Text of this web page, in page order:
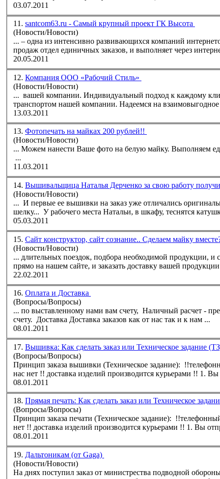
03.07.2011
11. santcom63.ru - Самый крупный проект ГК Высота
(Новости/Новости)
... – одна из интенсивно развивающихся компаний интернетовской Самары. Уже не первый год функционирует в режиме интернет-
продаж отдел единичных заказов, и выполняет через
20.05.2011
12. Компания ООО «Рабочий Стиль»
(Новости/Новости)
... вашей компании. Индивидуальный подход к каждому
13.03.2011
13. Фотопечать на майках 200 рублей!!
(Новости/Новости)
... Можем нанести Ваше фото на белую
...
11.03.2011
14. Вышивальщица Наталья Дерченко за свою работу
(Новости/Новости)
... И первые ее вышивки на заказ уже отличались
шелку... У рабочего места Натальи, в шкафу, теснятся
05.03.2011
15. Сайт конструктор, сайт сознание.. Сделаем майку
(Новости/Новости)
... длительных поездок, подбора необходимой продукции,
прямо на нашем сайте, и заказать доставку вашей
22.02.2011
16. Оплата и Доставка
(Вопросы/Вопросы)
... по выставленному нами вам счету, Наличный расчет - предоплата, через кассу банка удобного вам по выставленному нами вам
счету. Доставка Доставка заказов как от нас так и к нам ...
08.01.2011
17. Вышивка: Как сделать заказ или Техническое задание
(Вопросы/Вопросы)
Принцип заказа вышивки (Техническое задание): !!телефонный разговор не является для нас указанием для работы!! опции офис у
нас нет !! доставка изделий производится
08.01.2011
18. Прямая печать: Как сделать заказ или Техническое
(Вопросы/Вопросы)
Принцип заказа печати (Техническое задание): !!телефонный разговор не является для нас указанием для работы!! опции офис у нас
нет !! доставка изделий
08.01.2011
19. Дальтоникам (от Gaga)
(Новости/Новости)
На днях поступил заказ от министрества подводной